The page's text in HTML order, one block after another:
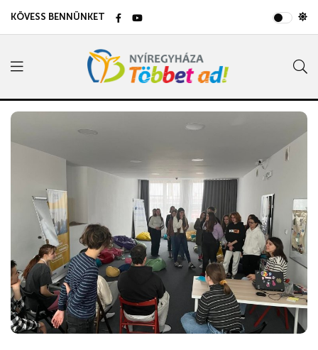
KÖVESS BENNÜNKET